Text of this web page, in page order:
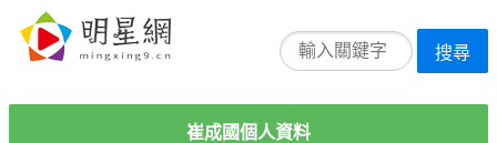
搜尋
崔成國個人資料